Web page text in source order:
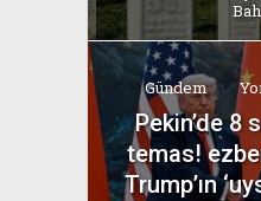
Gündem
Pekin’de 8
temas!
Trump’ın